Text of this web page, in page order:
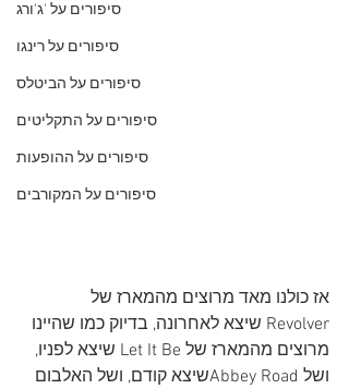
סיפורים על 'ג'ורג
סיפורים על רינגו
סיפורים על הביטלס
סיפורים על התקליטים
סיפורים על ההופעות
סיפורים על המקורבים
אז כולנו מאד מרוצים מהמארז של
Revolver שיצא לאחרונה, בדיוק כמו שהיינו
מרוצים מהמארז של Let It Be שיצא לפניו,
ושל Abbey Roadשיצא קודם, ושל האלבום